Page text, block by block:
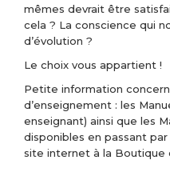
mêmes devrait être
cela ? La conscience qui
d’évolution ?
Le choix vous appartient !
Petite information
d’enseignement : les
enseignant) ainsi que les
disponibles en passant
site internet à la Boutique